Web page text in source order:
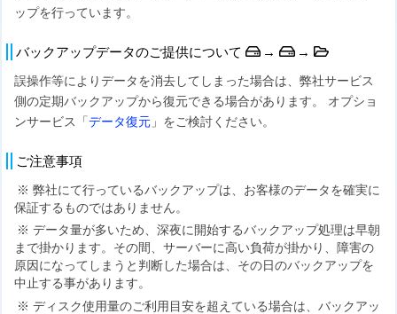
ップを行っています。
バックアップデータのご提供について → →
誤操作等によりデータを消去してしまった場合は、弊社サービス
側の定期バックアップから復元できる場合があります。 オプショ
ンサービス「データ復元 」をご検討ください。
ご注意事項
弊社にて行っているバックアップは、お客様のデータを確実に
保証するものではありません。
データ量が多いため、深夜に開始するバックアップ処理は早朝
まで掛かります。その間、サーバーに高い負荷が掛かり、障害の
原因になってしまうと判断した場合は、その日のバックアップを
中止する事があります。
ディスク使用量のご利用目安を超えている場合は、バックアッ